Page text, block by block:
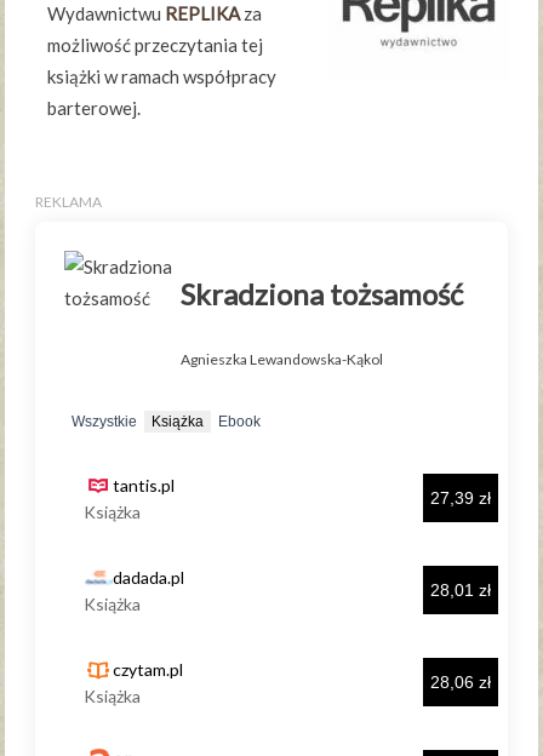
Wydawnictwu REPLIKAza
możliwość przeczytania tej
książki w ramach współpracy
barterowej.